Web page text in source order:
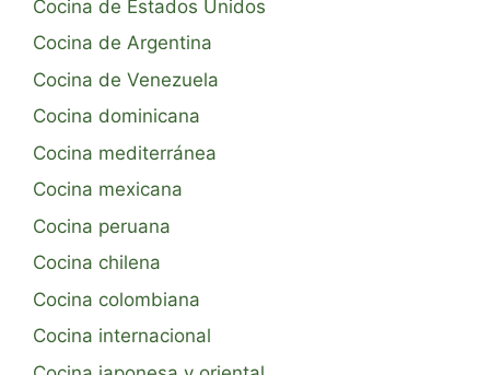
Cocina de Estados Unidos
Cocina de Argentina
Cocina de Venezuela
Cocina dominicana
Cocina mediterránea
Cocina mexicana
Cocina peruana
Cocina chilena
Cocina colombiana
Cocina internacional